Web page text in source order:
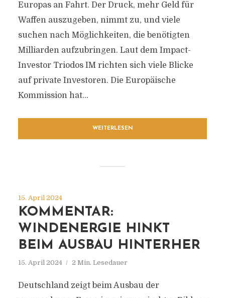
Europas an Fahrt. Der Druck, mehr Geld für
Waffen auszugeben, nimmt zu, und viele
suchen nach Möglichkeiten, die benötigten
Milliarden aufzubringen. Laut dem Impact-
Investor Triodos IM richten sich viele Blicke
auf private Investoren. Die Europäische
Kommission hat...
WEITERLESEN
15. April 2024
KOMMENTAR:
WINDENERGIE HINKT
BEIM AUSBAU HINTERHER
15. April 2024 2 Min. Lesedauer
Deutschland zeigt beim Ausbau der